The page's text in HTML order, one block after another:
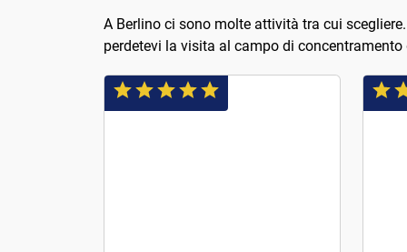
A Berlino ci sono molte attività tra cui
perdetevi la visita al campo di